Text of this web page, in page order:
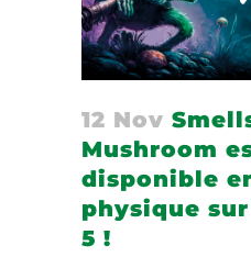
12 Nov
Mushroom
disponible
physique
5 !